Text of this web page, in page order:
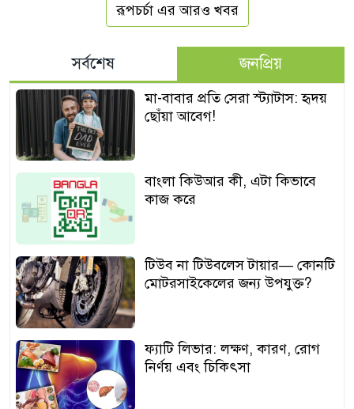
রূপচর্চা এর আরও খবর
সর্বশেষ জনপ্রিয়
মা-বাবার প্রতি সেরা স্ট্যাটাস: হৃদয়
ছোঁয়া আবেগ!
বাংলা কিউআর কী, এটা কিভাবে
কাজ করে
টিউব না টিউবলেস টায়ার— কোনটি
মোটরসাইকেলের জন্য উপযুক্ত?
ফ্যাটি লিভার: লক্ষণ, কারণ, রোগ
নির্ণয় এবং চিকিৎসা